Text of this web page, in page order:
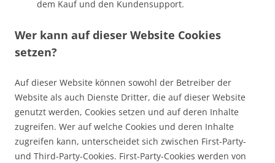
dem Kauf und den Kundensupport.
Wer kann auf dieser Website Cookies
setzen?
Auf dieser Website können sowohl der Betreiber der
Website als auch Dienste Dritter, die auf dieser Website
genutzt werden, Cookies setzen und auf deren Inhalte
zugreifen. Wer auf welche Cookies und deren Inhalte
zugreifen kann, unterscheidet sich zwischen First-Party-
und Third-Party-Cookies. First-Party-Cookies werden von